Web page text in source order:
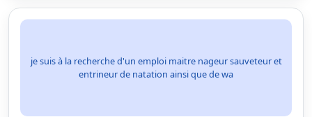
je suis à la recherche d'un emploi maitre nageur sauveteur et
entrineur de natation ainsi que de wa